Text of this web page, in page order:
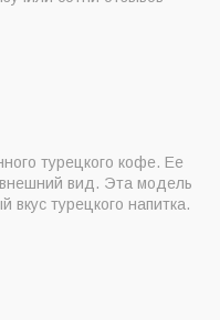
турецкого кофе. Ее
вид. Эта модель
вкус турецкого напитка.